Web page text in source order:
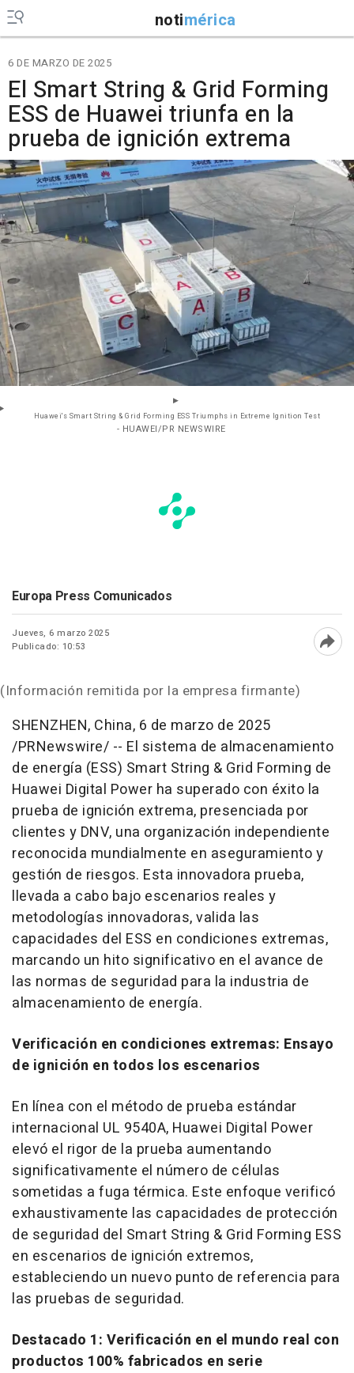
notimérica
6 DE MARZO DE 2025
El Smart String & Grid Forming
ESS de Huawei triunfa en la
prueba de ignición extrema
Huawei's Smart String & Grid Forming ESS Triumphs in Extreme Ignition Test
- HUAWEI/PR NEWSWIRE
Europa Press Comunicados
Jueves, 6 marzo 2025
Publicado: 10:53
(Información remitida por la empresa firmante)
SHENZHEN, China, 6 de marzo de 2025
/PRNewswire/ -- El sistema de almacenamiento
de energía (ESS) Smart String & Grid Forming de
Huawei Digital Power ha superado con éxito la
prueba de ignición extrema, presenciada por
clientes y DNV, una organización independiente
reconocida mundialmente en aseguramiento y
gestión de riesgos. Esta innovadora prueba,
llevada a cabo bajo escenarios reales y
metodologías innovadoras, valida las
capacidades del ESS en condiciones extremas,
marcando un hito significativo en el avance de
las normas de seguridad para la industria de
almacenamiento de energía.
Verificación en condiciones extremas: Ensayo
de ignición en todos los escenarios
En línea con el método de prueba estándar
internacional UL 9540A, Huawei Digital Power
elevó el rigor de la prueba aumentando
significativamente el número de células
sometidas a fuga térmica. Este enfoque verificó
exhaustivamente las capacidades de protección
de seguridad del Smart String & Grid Forming ESS
en escenarios de ignición extremos,
estableciendo un nuevo punto de referencia para
las pruebas de seguridad.
Destacado 1: Verificación en el mundo real con
productos 100% fabricados en serie